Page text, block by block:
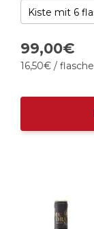
99,00€
16,50€ / flasche